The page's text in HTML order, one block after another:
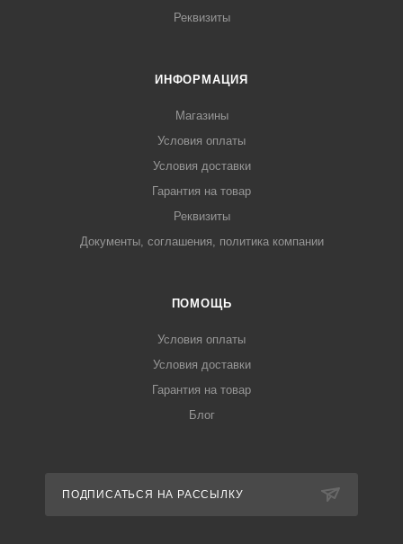
Реквизиты
ИНФОРМАЦИЯ
Магазины
Условия оплаты
Условия доставки
Гарантия на товар
Реквизиты
Документы, соглашения, политика компании
ПОМОЩЬ
Условия оплаты
Условия доставки
Гарантия на товар
Блог
ПОДПИСАТЬСЯ НА РАССЫЛКУ